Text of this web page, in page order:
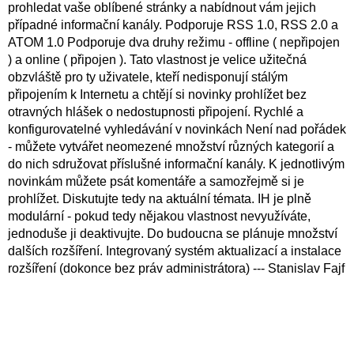
prohledat vaše oblíbené stránky a nabídnout vám jejich
případné informační kanály. Podporuje RSS 1.0, RSS 2.0 a
ATOM 1.0 Podporuje dva druhy režimu - offline ( nepřipojen
) a online ( připojen ). Tato vlastnost je velice užitečná
obzvláště pro ty uživatele, kteří nedisponují stálým
připojením k Internetu a chtějí si novinky prohlížet bez
otravných hlášek o nedostupnosti připojení. Rychlé a
konfigurovatelné vyhledávání v novinkách Není nad pořádek
- můžete vytvářet neomezené množství různých kategorií a
do nich sdružovat příslušné informační kanály. K jednotlivým
novinkám můžete psát komentáře a samozřejmě si je
prohlížet. Diskutujte tedy na aktuální témata. IH je plně
modulární - pokud tedy nějakou vlastnost nevyužíváte,
jednoduše ji deaktivujte. Do budoucna se plánuje množství
dalších rozšíření. Integrovaný systém aktualizací a instalace
rozšíření (dokonce bez práv administrátora) --- Stanislav Fajf